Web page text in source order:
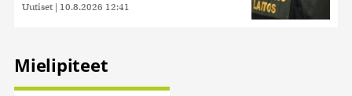
Uutiset | 10.8.2026 12:41
Mielipiteet